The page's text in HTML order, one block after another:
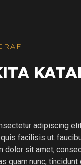
adipiscing
facilisis ut,
dolor sit amet,
quam nunc,